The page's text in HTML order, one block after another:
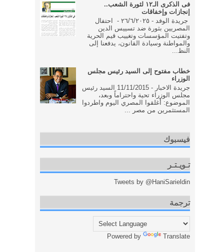
فى الذكرى الـ١٢ لثورة الشعب..
إنجازات وإخفاقات
جريدة الوفد - ٢٦/٦/٢٠٢٥ - احتفال
المصريين بثورة ضد تسييس الدين
وتفتيت المؤسسات وتغييب قيم الحرية
والمواطنة وسيادة القانون، يدفعنا إلى
النظ...
خطاب مفتوح إلى السيد رئيس مجلس
الوزراء
جريدة الاخبار - 11/11/2015 السيد رئيس
مجلس الوزراء تحية واحتراماً وبعد،
الموضوع: أغلقوا المصري اليوم واطردوا
المستثمرين من مصر ...
فيسبوك
تـويـتـر
Tweets by @HaniSarieldin
ترجمة
Powered by Translate